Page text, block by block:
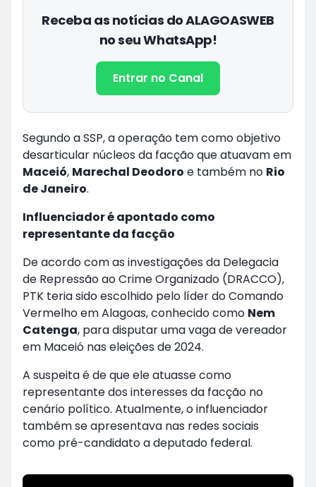
Receba as notícias do ALAGOASWEB
no seu WhatsApp!
Entrar no Canal
Segundo a SSP, a operação tem como objetivo
desarticular núcleos da facção que atuavam em
Maceió, Marechal Deodoro e também no Rio
de Janeiro.
Influenciador é apontado como
representante da facção
De acordo com as investigações da Delegacia
de Repressão ao Crime Organizado (DRACCO),
PTK teria sido escolhido pelo líder do Comando
Vermelho em Alagoas, conhecido como Nem
Catenga, para disputar uma vaga de vereador
em Maceió nas eleições de 2024.
A suspeita é de que ele atuasse como
representante dos interesses da facção no
cenário político. Atualmente, o influenciador
também se apresentava nas redes sociais
como pré-candidato a deputado federal.